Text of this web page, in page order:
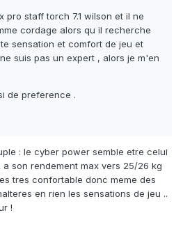
pro staff torch 7.1 wilson et il ne
cordage alors qu il recherche
sensation et comfort de jeu et
suis pas un expert , alors je m'en
de preference .
: le cyber power semble etre celui
son rendement max vers 25/26 kg
tres confortable donc meme des
en rien les sensations de jeu ..
!